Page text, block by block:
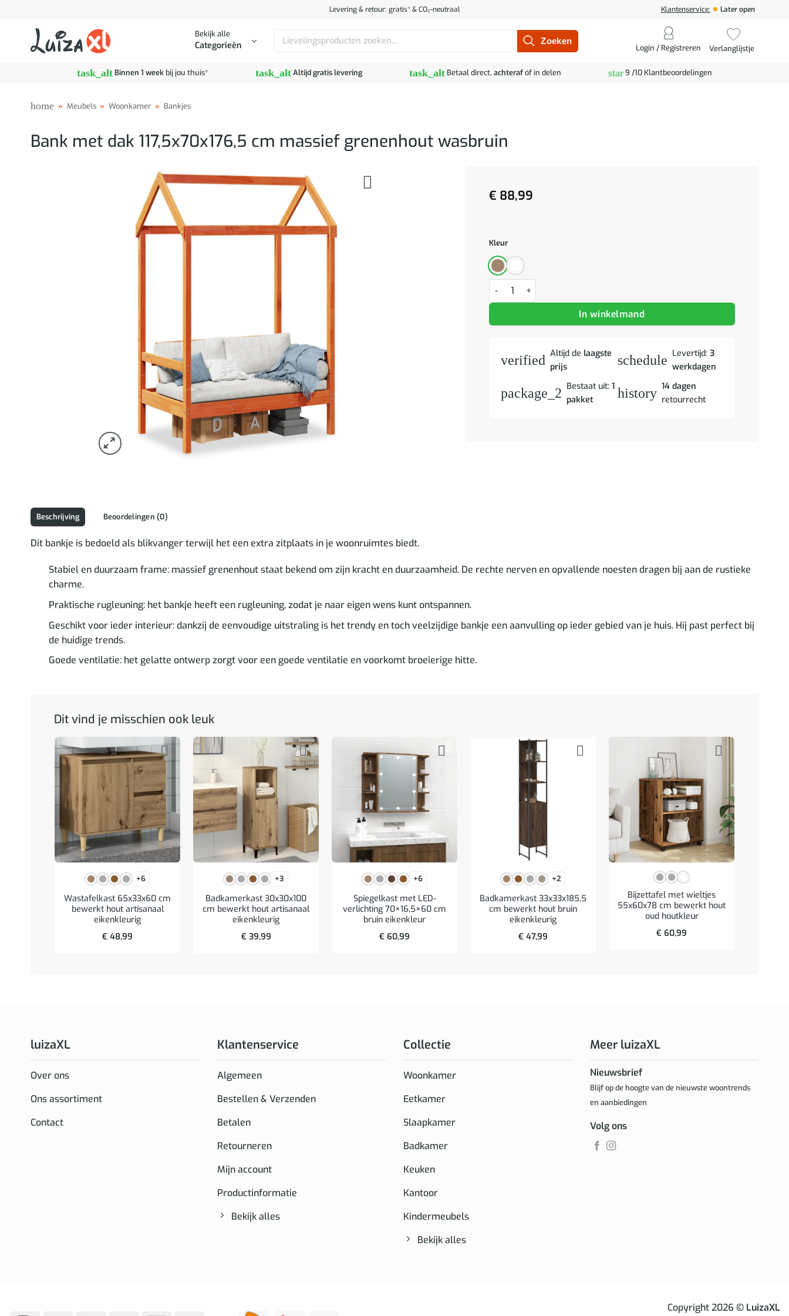
Levering & retour: gratis* & CO₂-neutraal Klantenservice: Later open
Bekijk alle
Categorieën
Zoeken
Login / Registreren Verlanglijstje
task_altBinnen 1 weekbij jou thuis* task_altAltijd gratis levering task_alt Betaal direct, achterafóf in delen star9 /10 Klantbeoordelingen
home » Meubels » Woonkamer » Bankjes
Bank met dak 117,5x70x176,5 cm massief grenenhout wasbruin
€ 88,99
Kleur
Bank met dak 117,5x70x176,5 cm massief grenenhout wasbruin aantal
In winkelmand
verified Altijd de laagste
prijs
schedule Levertijd:3
werkdagen
package_2 Bestaat uit: 1
pakket
history 14 dagen
retourrecht
Beschrijving Beoordelingen (0)
Dit bankje is bedoeld als blikvanger terwijl het een extra zitplaats in je woonruimtes biedt.
Stabiel en duurzaam frame: massief grenenhout staat bekend om zijn kracht en duurzaamheid. De rechte nerven en opvallende noesten dragen bij aan de rustieke
charme.
Praktische rugleuning: het bankje heeft een rugleuning, zodat je naar eigen wens kunt ontspannen.
Geschikt voor ieder interieur: dankzij de eenvoudige uitstraling is het trendy en toch veelzijdige bankje een aanvulling op ieder gebied van je huis. Hij past perfect bij
de huidige trends.
Goede ventilatie: het gelatte ontwerp zorgt voor een goede ventilatie en voorkomt broeierige hitte.
Dit vind je misschien ook leuk
+6
Wastafelkast 65x33x60 cm
bewerkt hout artisanaal
eikenkleurig
€ 48,99
+3
Badkamerkast 30x30x100
cm bewerkt hout artisanaal
eikenkleurig
€39,99
+6
Spiegelkast met LED-
verlichting 70×16,5×60 cm
bruin eikenkleur
€ 60,99
+2
Badkamerkast 33x33x185,5
cm bewerkt hout bruin
eikenkleurig
€ 47,99
Bijzettafel met wieltjes
55x60x78 cm bewerkt hout
oud houtkleur
€ 60,99
luizaXL
Over ons
Ons assortiment
Contact
Klantenservice
Algemeen
Bestellen & Verzenden
Betalen
Retourneren
Mijn account
Productinformatie
Bekijk alles
Collectie
Woonkamer
Eetkamer
Slaapkamer
Badkamer
Keuken
Kantoor
Kindermeubels
Bekijk alles
Meer luizaXL
Nieuwsbrief
Blijf op de hoogte van de nieuwste woontrends
en aanbiedingen
Volg ons
Copyright 2026 © LuizaXL